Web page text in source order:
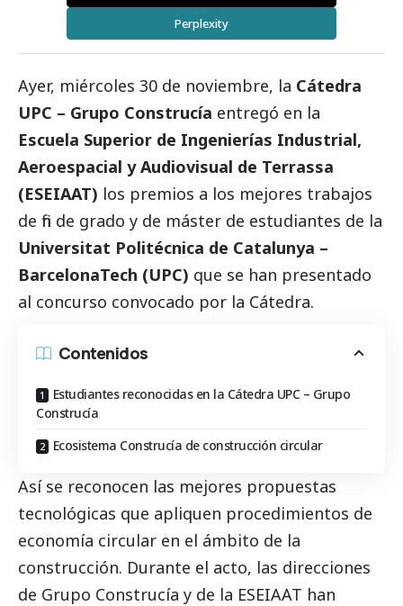
Perplexity
Ayer, miércoles 30 de noviembre, la Cátedra
UPC – Grupo Construcía entregó en la
Escuela Superior de Ingenierías Industrial,
Aeroespacial y Audiovisual de Terrassa
(ESEIAAT) los premios a los mejores trabajos
de fin de grado y de máster de estudiantes de la
Universitat Politécnica de Catalunya –
BarcelonaTech (UPC) que se han presentado
al concurso convocado por la Cátedra.
Contenidos
Estudiantes reconocidas en la Cátedra UPC – Grupo
Construcía
Ecosistema Construcía de construcción circular
Así se reconocen las mejores propuestas
tecnológicas que apliquen procedimientos de
economía circular en el ámbito de la
construcción. Durante el acto, las direcciones
de Grupo Construcía y de la ESEIAAT han